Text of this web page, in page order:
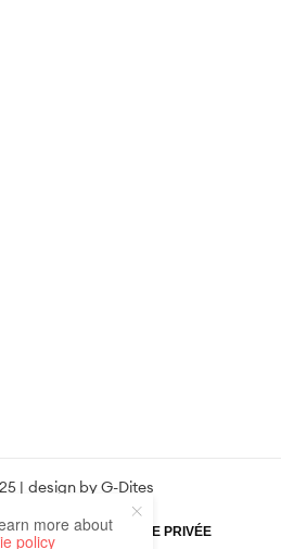
| design byG-Dites
VIE PRIVÉE
more about
policy